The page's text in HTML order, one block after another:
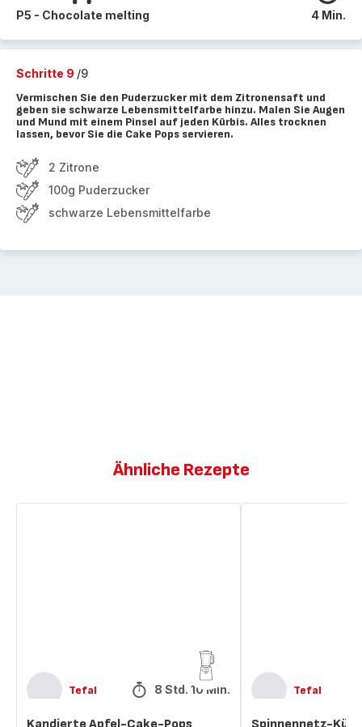
P5 - Chocolate melting 4 Min.
Schritte 9 /9
Vermischen Sie den Puderzucker mit dem Zitronensaft und
geben sie schwarze Lebensmittelfarbe hinzu. Malen Sie Augen
und Mund mit einem Pinsel auf jeden Kürbis. Alles trocknen
lassen, bevor Sie die Cake Pops servieren.
2 Zitrone
100g Puderzucker
schwarze Lebensmittelfarbe
Ähnliche Rezepte
Tefal 8 Std. 10 Min. Tefal